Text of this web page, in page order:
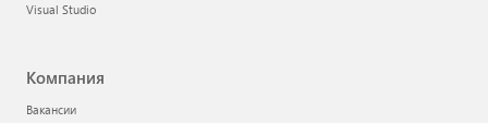
Visual Studio
Компания
Вакансии